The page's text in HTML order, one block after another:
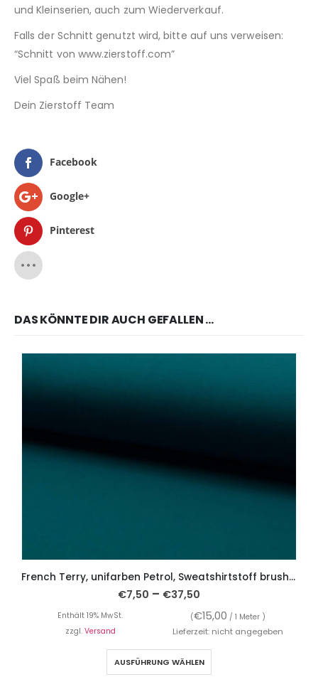
und Kleinserien, auch zum Wiederverkauf.
Falls der Schnitt genutzt wird, bitte auf uns verweisen:
“Schnitt von www.zierstoff.com”
Viel Spaß beim Nähen!
Dein Zierstoff Team
Facebook
Google+
Pinterest
DAS KÖNNTE DIR AUCH GEFALLEN …
French Terry, unifarben Petrol, Sweatshirtstoff brushed
€7,50 – €37,50
Enthält 19% MwSt. (€15,00 / 1 Meter )
zzgl. Versand Lieferzeit: nicht angegeben
AUSFÜHRUNG WÄHLEN